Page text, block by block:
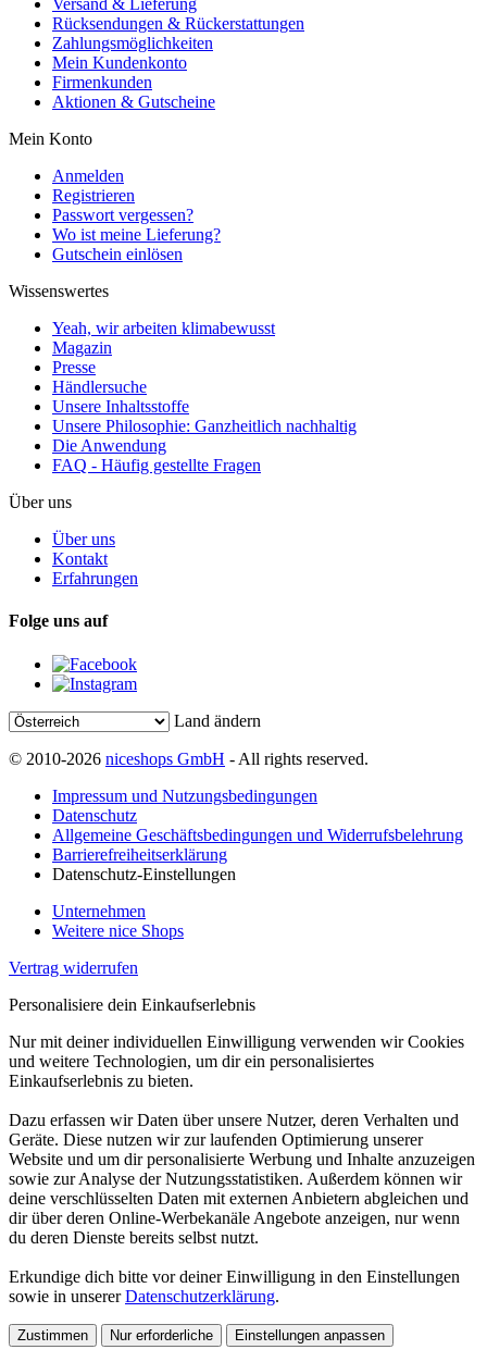
Versand & Lieferung
Rücksendungen & Rückerstattungen
Zahlungsmöglichkeiten
Mein Kundenkonto
Firmenkunden
Aktionen & Gutscheine
Mein Konto
Anmelden
Registrieren
Passwort vergessen?
Wo ist meine Lieferung?
Gutschein einlösen
Wissenswertes
Yeah, wir arbeiten klimabewusst
Magazin
Presse
Händlersuche
Unsere Inhaltsstoffe
Unsere Philosophie: Ganzheitlich nachhaltig
Die Anwendung
FAQ - Häufig gestellte Fragen
Über uns
Über uns
Kontakt
Erfahrungen
Folge uns auf
Land ändern
© 2010-2026 niceshops GmbH - All rights reserved.
Impressum und Nutzungsbedingungen
Datenschutz
Allgemeine Geschäftsbedingungen und Widerrufsbelehrung
Barrierefreiheitserklärung
Datenschutz-Einstellungen
Unternehmen
Weitere nice Shops
Vertrag widerrufen
Personalisiere dein Einkaufserlebnis
Nur mit deiner individuellen Einwilligung verwenden wir Cookies
und weitere Technologien, um dir ein personalisiertes
Einkaufserlebnis zu bieten.
Dazu erfassen wir Daten über unsere Nutzer, deren Verhalten und
Geräte. Diese nutzen wir zur laufenden Optimierung unserer
Website und um dir personalisierte Werbung und Inhalte anzuzeigen
sowie zur Analyse der Nutzungsstatistiken. Außerdem können wir
deine verschlüsselten Daten mit externen Anbietern abgleichen und
dir über deren Online-Werbekanäle Angebote anzeigen, nur wenn
du deren Dienste bereits selbst nutzt.
Erkundige dich bitte vor deiner Einwilligung in den Einstellungen
sowie in unsererDatenschutzerklärung.
Zustimmen Nur erforderliche Einstellungen anpassen